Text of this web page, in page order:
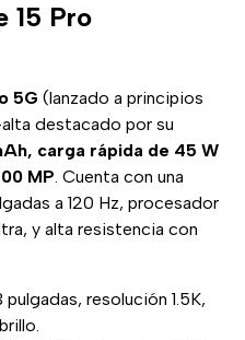
15 Pro
5G (lanzado a principios
destacado por su
carga rápida de 45 W
MP. Cuenta con una
a 120 Hz, procesador
y alta resistencia con
resolución 1.5K,